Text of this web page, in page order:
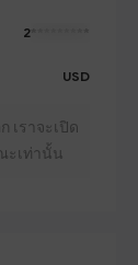
2
USD
เราจะเปิด
ะเท่านั้น